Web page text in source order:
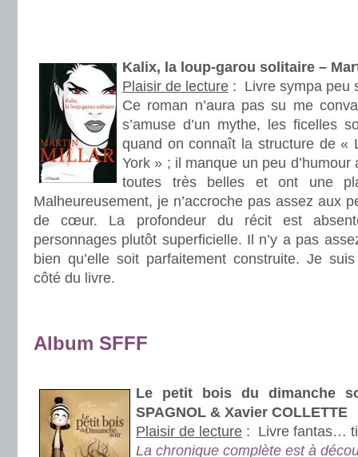
Kalix, la loup-garou solitaire –
Plaisir de lecture : Livre sympa peu
Ce roman n’aura pas su me
s’amuse d’un mythe, les ficelles
quand on connaît la structure de «
York » ; il manque un peu
toutes très belles et ont une
Malheureusement, je n’accroche pas assez aux
de cœur. La profondeur du récit est
personnages plutôt superficielle. Il n’y a pas
bien qu’elle soit parfaitement construite. Je
côté du livre.
Album SFFF
Le petit bois du dimanche
SPAGNOL & Xavier COLLETTE
Plaisir de lecture : Livre fantas…
La chronique complète est à